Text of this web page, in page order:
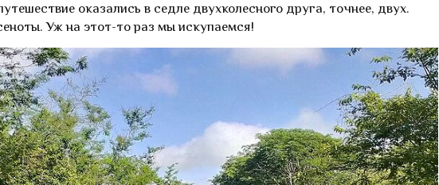
оказались в седле двухколесного друга, точнее, двух.
Уж на этот-то раз мы искупаемся!